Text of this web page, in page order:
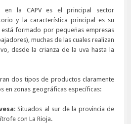
en la CAPV es el principal sector
y la característica principal es su
formado por pequeñas empresas
muchas de las cuales realizan
desde la crianza de la uva hasta la
dos tipos de productos claramente
en zonas geográficas específicas:
: Situados al sur de la provincia de
con La Rioja.